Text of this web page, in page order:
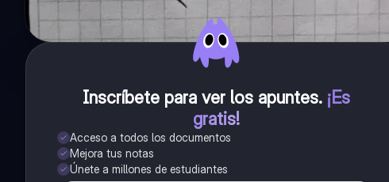
Inscríbete para ver los apuntes. ¡Es
gratis!
Acceso a todos los documentos
Mejora tus notas
Únete a millones de estudiantes